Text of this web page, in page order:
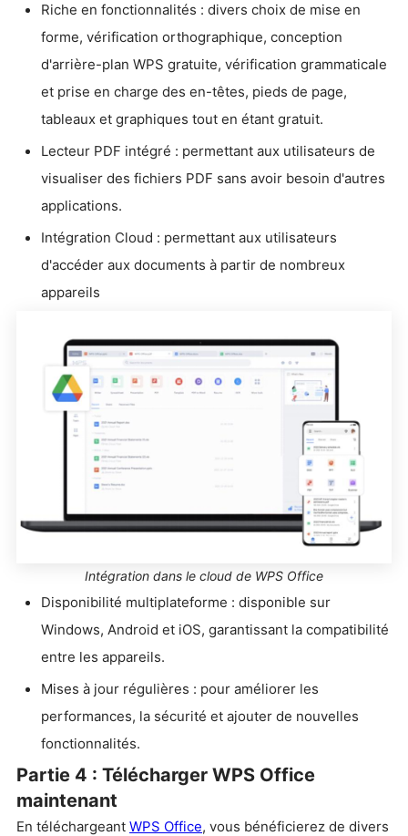
Riche en fonctionnalités : divers choix de mise en
forme, vérification orthographique, conception
d'arrière-plan WPS gratuite, vérification grammaticale
et prise en charge des en-têtes, pieds de page,
tableaux et graphiques tout en étant gratuit.
Lecteur PDF intégré : permettant aux utilisateurs de
visualiser des fichiers PDF sans avoir besoin d'autres
applications.
Intégration Cloud : permettant aux utilisateurs
d'accéder aux documents à partir de nombreux
appareils
Intégration dans le cloud de WPS Office
Disponibilité multiplateforme : disponible sur
Windows, Android et iOS, garantissant la compatibilité
entre les appareils.
Mises à jour régulières : pour améliorer les
performances, la sécurité et ajouter de nouvelles
fonctionnalités.
Partie 4 : Télécharger WPS Office
maintenant
En téléchargeant WPS Office, vous bénéficierez de divers